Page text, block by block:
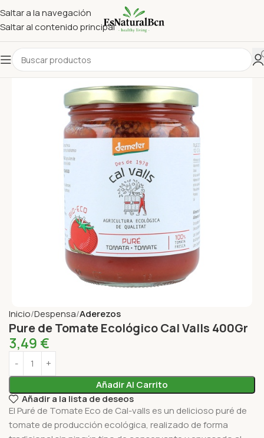
Saltar a la navegación
Saltar al contenido principal
Inicio Despensa Aderezos
Pure de Tomate Ecológico Cal Valls 400Gr
3,49 €
Añadir Al Carrito
Añadir a la lista de deseos
El Puré de Tomate Eco de Cal-valls es un delicioso puré de
tomate de producción ecológica, realizado de forma